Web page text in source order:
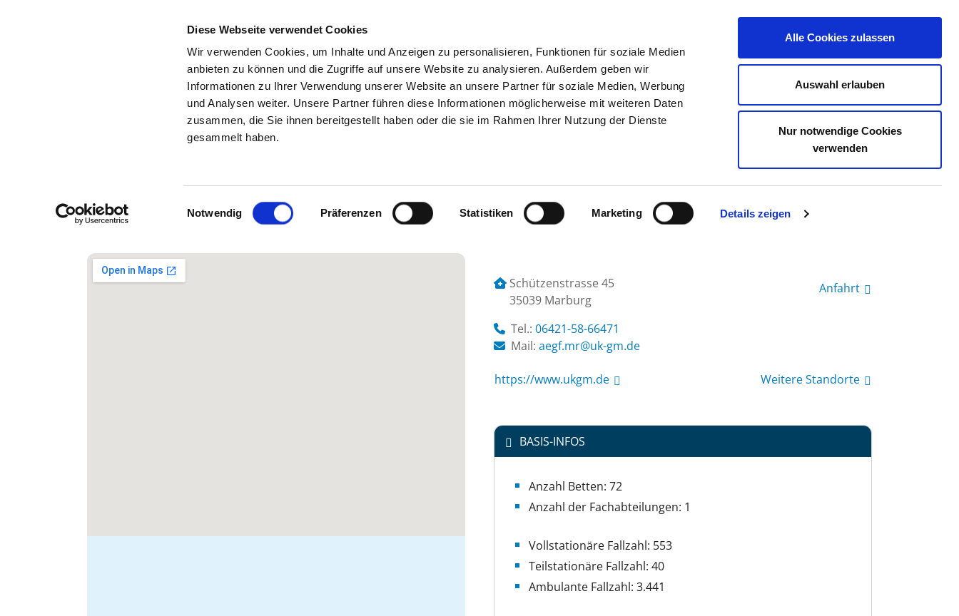
Diese Webseite verwendet Cookies
Wir verwenden Cookies, um Inhalte und Anzeigen zu personalisieren, Funktionen für soziale Medien
anbieten zu können und die Zugriffe auf unsere Website zu analysieren. Außerdem geben wir
Informationen zu Ihrer Verwendung unserer Website an unsere Partner für soziale Medien, Werbung
und Analysen weiter. Unsere Partner führen diese Informationen möglicherweise mit weiteren Daten
zusammen, die Sie ihnen bereitgestellt haben oder die sie im Rahmen Ihrer Nutzung der Dienste
gesammelt haben.
Einwilligungsauswahl
Notwendig Präferenzen Statistiken Marketing Details zeigen
Alle Cookies zulassen
Auswahl erlauben
Nur notwendige Cookies
verwenden
SUCHEN TIPPS & HILFE DAS DKV STELLENBÖRSE KONTAKT IHRE MEINUNG
Zurück zu den Suchergebnissen
UNIVERSITÄTSKLINIKUM MARBURG - KLINIK FÜR KINDER- UND JUGENDPSYCHIATRIE,
Schützenstrasse 45
35039 Marburg
Tel.: 06421-58-66471
Mail: ed.mg-ku@rm.fgea
Anfahrt
https://www.ukgm.de Weitere Standorte
BASIS-INFOS
Anzahl Betten: 72
Anzahl der Fachabteilungen: 1
Vollstationäre Fallzahl: 553
Teilstationäre Fallzahl: 40
Ambulante Fallzahl: 3.441